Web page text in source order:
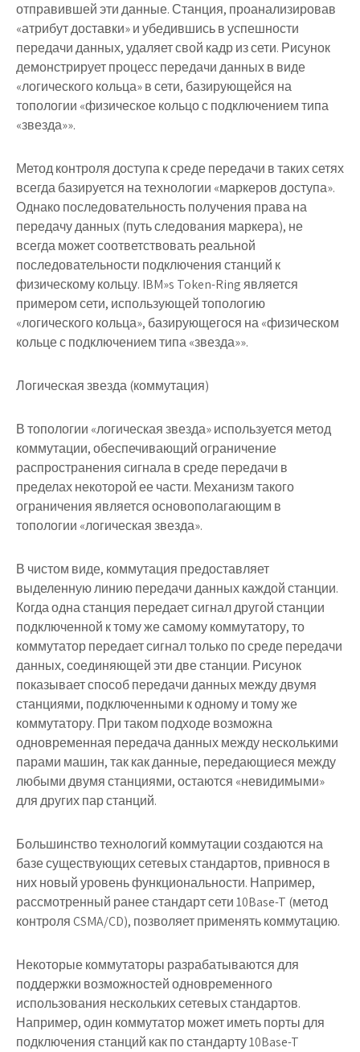
отправившей эти данные. Станция, проанализировав
«атрибут доставки» и убедившись в успешности
передачи данных, удаляет свой кадр из сети. Рисунок
демонстрирует процесс передачи данных в виде
«логического кольца» в сети, базирующейся на
топологии «физическое кольцо с подключением типа
«звезда»».
Метод контроля доступа к среде передачи в таких сетях
всегда базируется на технологии «маркеров доступа».
Однако последовательность получения права на
передачу данных (путь следования маркера), не
всегда может соответствовать реальной
последовательности подключения станций к
физическому кольцу. IBM»s Token-Ring является
примером сети, использующей топологию
«логического кольца», базирующегося на «физическом
кольце с подключением типа «звезда»».
Логическая звезда (коммутация)
В топологии «логическая звезда» используется метод
коммутации, обеспечивающий ограничение
распространения сигнала в среде передачи в
пределах некоторой ее части. Механизм такого
ограничения является основополагающим в
топологии «логическая звезда».
В чистом виде, коммутация предоставляет
выделенную линию передачи данных каждой станции.
Когда одна станция передает сигнал другой станции
подключенной к тому же самому коммутатору, то
коммутатор передает сигнал только по среде передачи
данных, соединяющей эти две станции. Рисунок
показывает способ передачи данных между двумя
станциями, подключенными к одному и тому же
коммутатору. При таком подходе возможна
одновременная передача данных между несколькими
парами машин, так как данные, передающиеся между
любыми двумя станциями, остаются «невидимыми»
для других пар станций.
Большинство технологий коммутации создаются на
базе существующих сетевых стандартов, привнося в
них новый уровень функциональности. Например,
рассмотренный ранее стандарт сети 10Base-T (метод
контроля CSMA/CD), позволяет применять коммутацию.
Некоторые коммутаторы разрабатываются для
поддержки возможностей одновременного
использования нескольких сетевых стандартов.
Например, один коммутатор может иметь порты для
подключения станций как по стандарту 10Base-T